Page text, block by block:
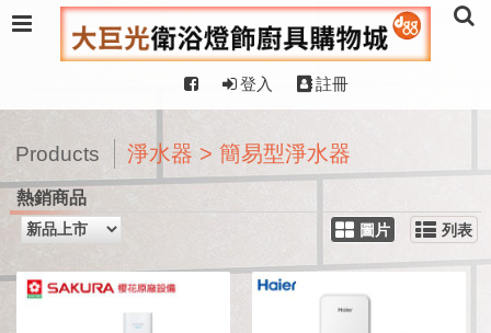
登入 註冊
Products 淨水器 > 簡易型淨水器
熱銷商品
圖片 列表